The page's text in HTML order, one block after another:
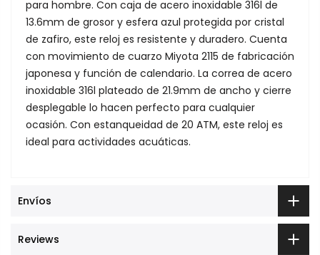
para hombre. Con caja de acero inoxidable 316l de
13.6mm de grosor y esfera azul protegida por cristal
de zafiro, este reloj es resistente y duradero. Cuenta
con movimiento de cuarzo Miyota 2115 de fabricación
japonesa y función de calendario. La correa de acero
inoxidable 316l plateado de 21.9mm de ancho y cierre
desplegable lo hacen perfecto para cualquier
ocasión. Con estanqueidad de 20 ATM, este reloj es
ideal para actividades acuáticas.
Envíos
Reviews